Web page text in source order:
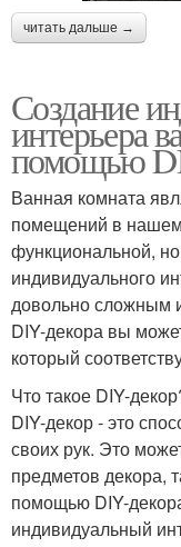
читать дальше →
Создание
интерьера
помощью
Ванная комната
помещений в
функциональной,
индивидуального
довольно сложным
DIY-декора вы
который
Что такое DIY-
DIY-декор - это
своих рук. Это
предметов декора,
помощью DIY-
индивидуальный